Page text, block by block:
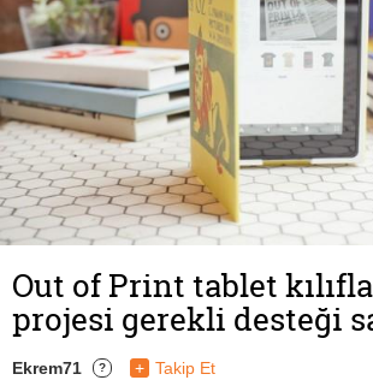
Out of Print tablet
projesi gerekli desteği
Ekrem71 ? + Takip Et